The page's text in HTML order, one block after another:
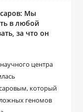
Мы
в любой
за что он
центра
который
геномов